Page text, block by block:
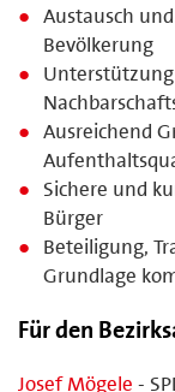
Austausch
Bevölkerung
Ausreichend
Sichere und
Bürger
Beteiligung,
Grundlage
Für den
Josef Mögele -